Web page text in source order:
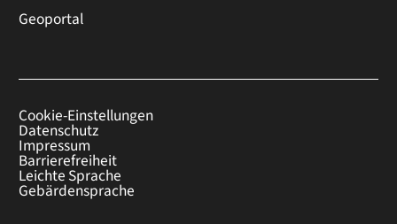
Geoportal
Cookie-Einstellungen
Datenschutz
Impressum
Barrierefreiheit
Leichte Sprache
Gebärdensprache